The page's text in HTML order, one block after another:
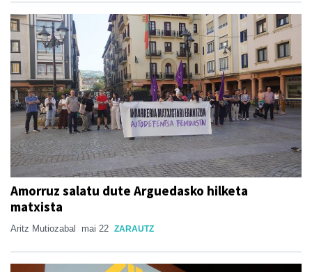
Amorruz salatu dute Arguedasko hilketa
matxista
Aritz Mutiozabal mai 22 ZARAUTZ